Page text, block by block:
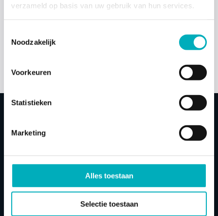
verzameld op basis van uw gebruik van hun services.
Noodzakelijk
Voorkeuren
Statistieken
Marketing
Alles toestaan
Selectie toestaan
HUUR EEN BEVALLINGSBAD
Bevallingsbaden
Wij zijn gecertificeerd partner verhuur in Nederland en